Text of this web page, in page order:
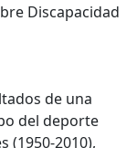
Discapacidad
de una
del deporte
(1950-2010),